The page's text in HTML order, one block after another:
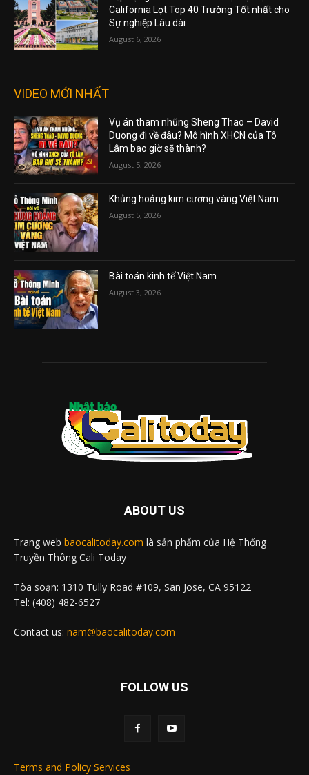
California Lọt Top 40 Trường Tốt nhất cho
Sự nghiệp Lâu dài
August 6, 2026
VIDEO MỚI NHẤT
Vụ án tham nhũng Sheng Thao – David
Duong đi về đâu? Mô hình XHCN của Tô
Lâm bao giờ sẽ thành?
August 5, 2026
Khủng hoảng kim cương vàng Việt Nam
August 5, 2026
Bài toán kinh tế Việt Nam
August 3, 2026
ABOUT US
Trang web baocalitoday.com là sản phẩm của Hệ Thống
Truyền Thông Cali Today
Tòa soạn: 1310 Tully Road #109, San Jose, CA 95122
Tel: (408) 482-6527
Contact us: nam@baocalitoday.com
FOLLOW US
Terms and Policy Services